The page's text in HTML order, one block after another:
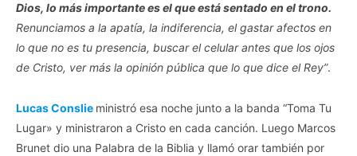
Dios, lo más importante es el que está sentado en el trono.
Renunciamos a la apatía, la indiferencia, el gastar afectos en
lo que no es tu presencia, buscar el celular antes que los ojos
de Cristo, ver más la opinión pública que lo que dice el Rey”.
Lucas Conslie ministró esa noche junto a la banda “Toma Tu
Lugar» y ministraron a Cristo en cada canción. Luego Marcos
Brunet dio una Palabra de la Biblia y llamó orar también por